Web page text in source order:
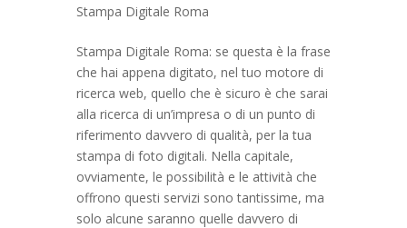
Stampa Digitale Roma
Stampa Digitale Roma: se questa è la frase
che hai appena digitato, nel tuo motore di
ricerca web, quello che è sicuro è che sarai
alla ricerca di un’impresa o di un punto di
riferimento davvero di qualità, per la tua
stampa di foto digitali. Nella capitale,
ovviamente, le possibilità e le attività che
offrono questi servizi sono tantissime, ma
solo alcune saranno quelle davvero di